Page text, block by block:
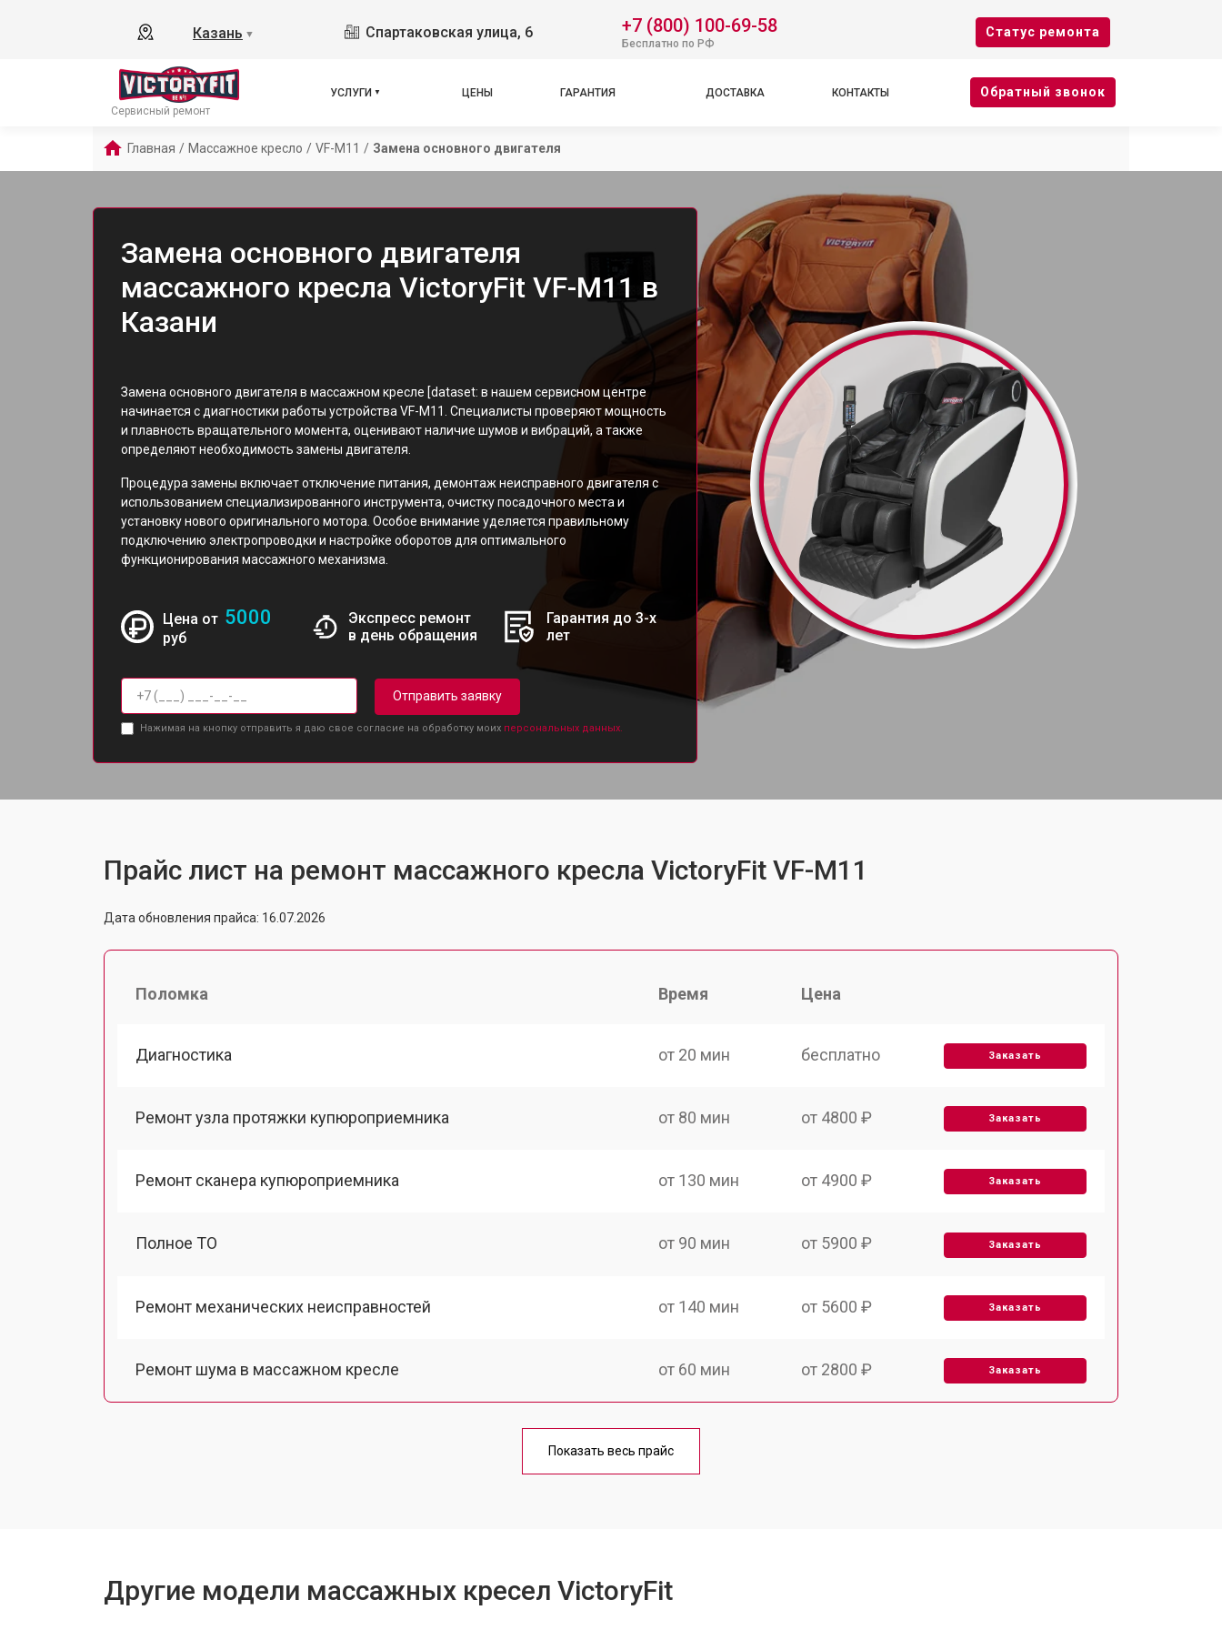
Казань ▼ Спартаковская улица, 6 +7 (800) 100-69-58
Бесплатно по РФ
Cтатус ремонта
Сервисный ремонт
УСЛУГИ ЦЕНЫ ГАРАНТИЯ ДОСТАВКА КОНТАКТЫ Oбратный звонок
Главная / Массажное кресло / VF-M11 / Замена основного двигателя
Замена основного двигателя
массажного кресла VictoryFit VF-M11 в
Казани
Замена основного двигателя в массажном кресле [dataset: в нашем сервисном центре
начинается с диагностики работы устройства VF-M11. Специалисты проверяют мощность
и плавность вращательного момента, оценивают наличие шумов и вибраций, а также
определяют необходимость замены двигателя.
Процедура замены включает отключение питания, демонтаж неисправного двигателя с
использованием специализированного инструмента, очистку посадочного места и
установку нового оригинального мотора. Особое внимание уделяется правильному
подключению электропроводки и настройке оборотов для оптимального
функционирования массажного механизма.
Цена от 5000
руб
Экспресс ремонт
в день обращения
Гарантия до 3-х
лет
Отправить заявку
Нажимая на кнопку отправить я даю свое согласие на обработку моих персональных данных.
Прайс лист на ремонт массажного кресла VictoryFit VF-M11
Дата обновления прайса: 16.07.2026
Поломка Время Цена
Диагностика от 20 мин бесплатно Заказать
Ремонт узла протяжки купюроприемника от 80 мин от 4800 ₽ Заказать
Ремонт сканера купюроприемника от 130 мин от 4900 ₽ Заказать
Полное ТО от 90 мин от 5900 ₽ Заказать
Ремонт механических неисправностей от 140 мин от 5600 ₽ Заказать
Ремонт шума в массажном кресле от 60 мин от 2800 ₽ Заказать
от 150 мин
Показать весь прайс
Другие модели массажных кресел VictoryFit